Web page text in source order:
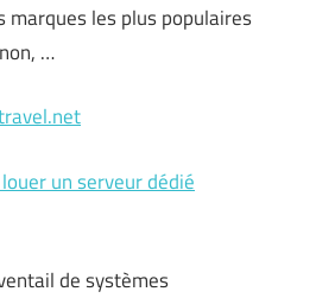
marques les plus populaires
…
un serveur dédié
de systèmes